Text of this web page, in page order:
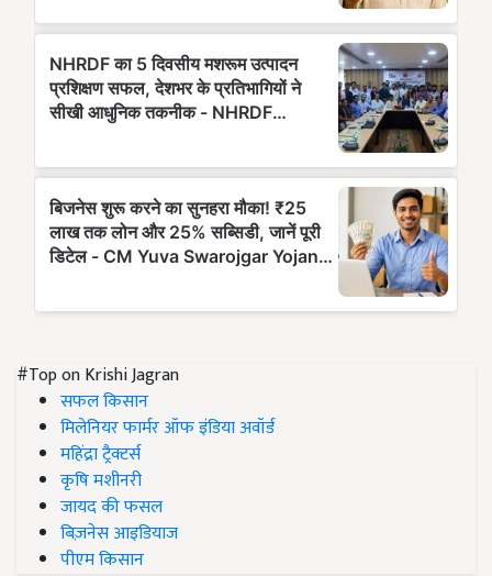
#Top on Krishi Jagran
सफल किसान
मिलेनियर फार्मर ऑफ इंडिया अवॉर्ड
महिंद्रा ट्रैक्टर्स
कृषि मशीनरी
जायद की फसल
बिज़नेस आइडियाज
पीएम किसान